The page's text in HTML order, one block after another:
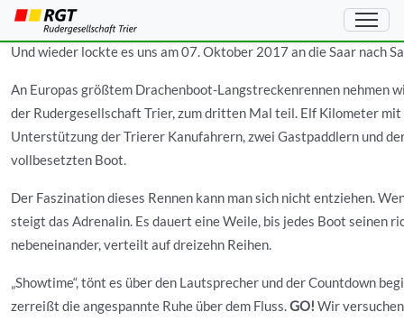
Monkey Jumble 2017
Und wieder lockte es uns am 07. Oktober 2017 an die Saar nach
An Europas größtem Drachenboot-Langstreckenrennen nehmen
der Rudergesellschaft Trier, zum dritten Mal teil. Elf Kilometer
Unterstützung der Trierer Kanufahrern, zwei Gastpaddlern und
vollbesetzten Boot.
Der Faszination dieses Rennen kann man sich nicht entziehen.
steigt das Adrenalin. Es dauert eine Weile, bis jedes Boot seinen
nebeneinander, verteilt auf dreizehn Reihen.
„Showtime“, tönt es über den Lautsprecher und der Countdown
zerreißt die angespannte Ruhe über dem Fluss.GO! Wir